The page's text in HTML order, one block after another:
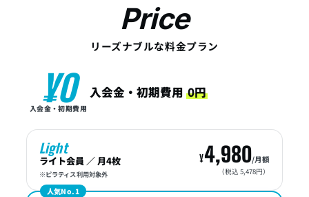
Price
リーズナブルな料金プラン
¥0
入会金・初期費用
入会金・初期費用0円
Light
ライト会員 ／ 月4枚
※ピラティス利用対象外
4,980/月額
（税込 5,478円）
人気No.1